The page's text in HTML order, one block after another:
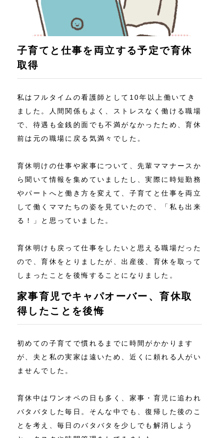
子育てと仕事を両立する予定で育休
取得
私はフルタイムの看護師として10年以上働いてき
ました。人間関係もよく、ストレスなく働ける職場
で、待遇も金銭的面でも不満がなかったため、育休
前は元の職場に戻る気満々でした。
育休明けの仕事や家事について、先輩ママナースか
ら聞いて情報を集めていましたし、実際に時短勤務
やパートへと働き方を変えて、子育てと仕事を両立
して働くママたちの姿を見ていたので、「私も出来
る！」と思っていました。
育休明けも戻って仕事をしたいと思える職場だった
ので、育休をとりましたが、出産後、育休を取って
しまったことを後悔することになりました。
家事育児でキャパオーバー、育休取
得したことを後悔
初めての子育てで慣れるまでに時間がかかります
が、夫と私の実家は遠いため、近くに頼れる人がい
ませんでした。
育休中はワンオペの日も多く、家事・育児に追われ
バタバタした毎日。そんな中でも、復帰した後のこ
とを考え、毎日のバタバタを少しでも解消しよう